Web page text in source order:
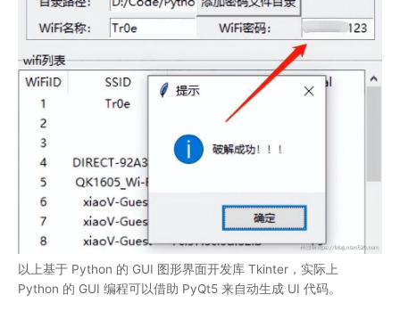
以上基于 Python 的 GUI 图形界面开发库 Tkinter，实际上
Python 的 GUI 编程可以借助 PyQt5 来自动生成 UI 代码。